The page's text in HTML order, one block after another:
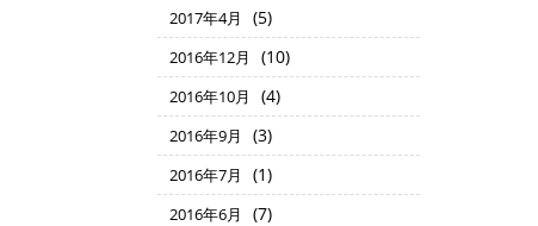
2017年4月 (5)
2016年12月 (10)
2016年10月 (4)
2016年9月 (3)
2016年7月 (1)
2016年6月 (7)